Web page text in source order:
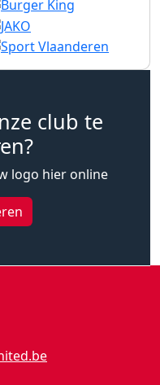
club te
logo hier online